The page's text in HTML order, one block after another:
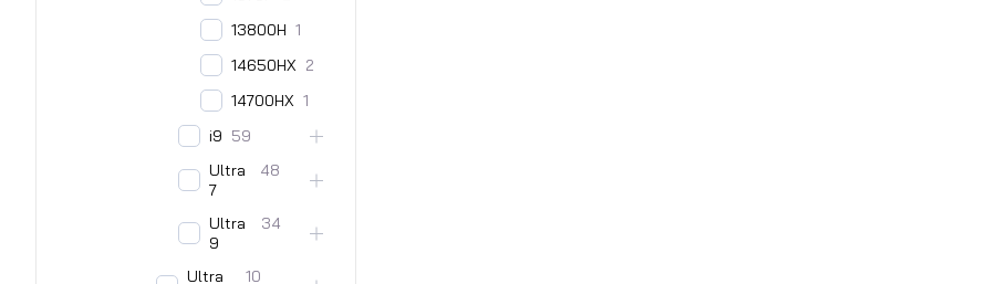
13800H 1
14650HX 2
14700HX 1
i9 59
Ultra
7
48
Ultra
9
34
Ultra
10